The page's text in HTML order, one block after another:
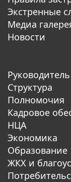
Экстренные
Медиа
Новости
Структура
Полномочия
Кадровое
НЦА
Экономика
Образование
ЖКХ и